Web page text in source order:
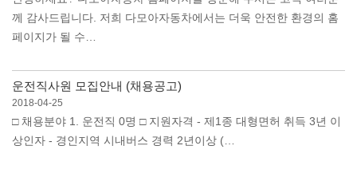
께 감사드립니다. 저희 다모아자동차에서는 더욱 안전한 환경의 홈
페이지가 될 수…
운전직사원 모집안내 (채용공고)
2018-04-25
□ 채용분야 1. 운전직 0명 □ 지원자격 - 제1종 대형면허 취득 3년 이
상인자 - 경인지역 시내버스 경력 2년이상 (…